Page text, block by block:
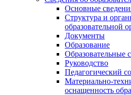
Основные
Структура и
образовательной
Документы
Образование
Образовательные
Руководство
Педагогический
Материально-
оснащенность